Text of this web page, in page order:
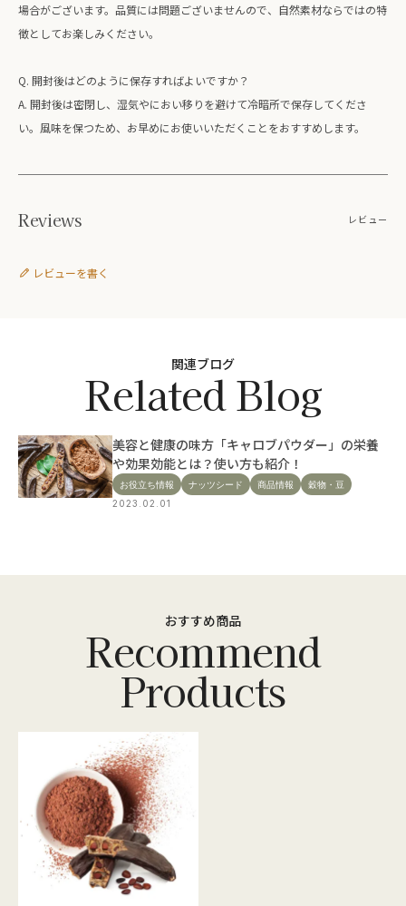
場合がございます。品質には問題ございませんので、自然素材ならではの特
徴としてお楽しみください。
Q. 開封後はどのように保存すればよいですか？
A. 開封後は密閉し、湿気やにおい移りを避けて冷暗所で保存してくださ
い。風味を保つため、お早めにお使いいただくことをおすすめします。
レビュー
Reviews
レビューを書く
関連ブログ
Related Blog
美容と健康の味方「キャロブパウダー」の栄養
や効果効能とは？使い方も紹介！
お役立ち情報 ナッツシード 商品情報 穀物・豆
2023.02.01
おすすめ商品